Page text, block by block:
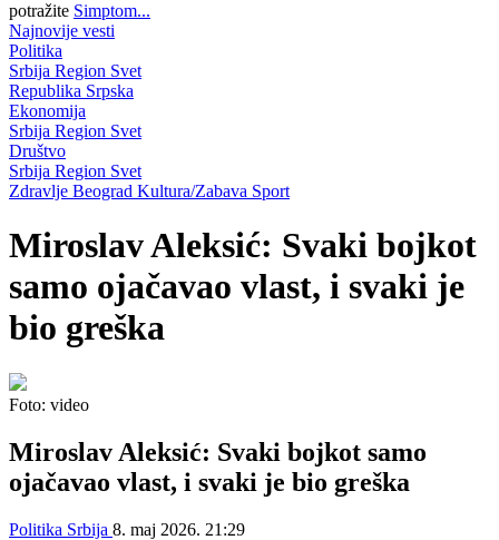
potražite Simptom...
Najnovije vesti
Politika
Srbija Region Svet
Republika Srpska
Ekonomija
Srbija Region Svet
Društvo
Srbija Region Svet
Zdravlje Beograd Kultura/Zabava Sport
Miroslav Aleksić: Svaki bojkot
samo ojačavao vlast, i svaki je
bio greška
Foto: video
Miroslav Aleksić: Svaki bojkot samo
ojačavao vlast, i svaki je bio greška
Politika Srbija 8. maj 2026. 21:29